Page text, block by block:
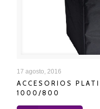
ACCESORIOS
17 agosto, 2016
ACCESORIOS
1000/800